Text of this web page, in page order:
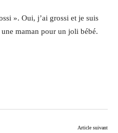
». Oui, j’ai grossi et je suis
maman pour un joli bébé.
Article suivant